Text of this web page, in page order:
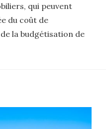
qui peuvent
du coût de
la budgétisation de